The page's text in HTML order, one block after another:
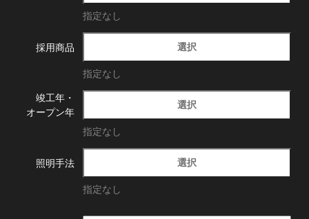
指定なし
採用商品 選択
指定なし
竣工年・
オープン年
選択
指定なし
照明手法 選択
指定なし